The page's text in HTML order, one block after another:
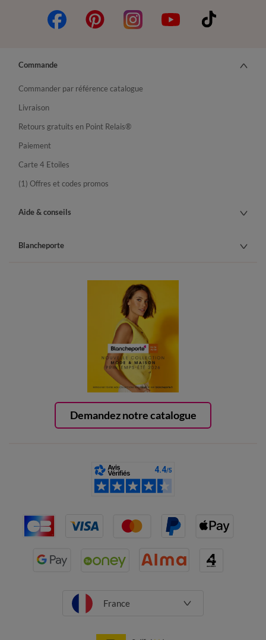
Demandez notre catalogue
Commande
Commander par référence catalogue
Livraison
Retours gratuits en Point Relais®
Paiement
Carte 4 Etoiles
(1) Offres et codes promos
Aide & conseils
Blancheporte
France